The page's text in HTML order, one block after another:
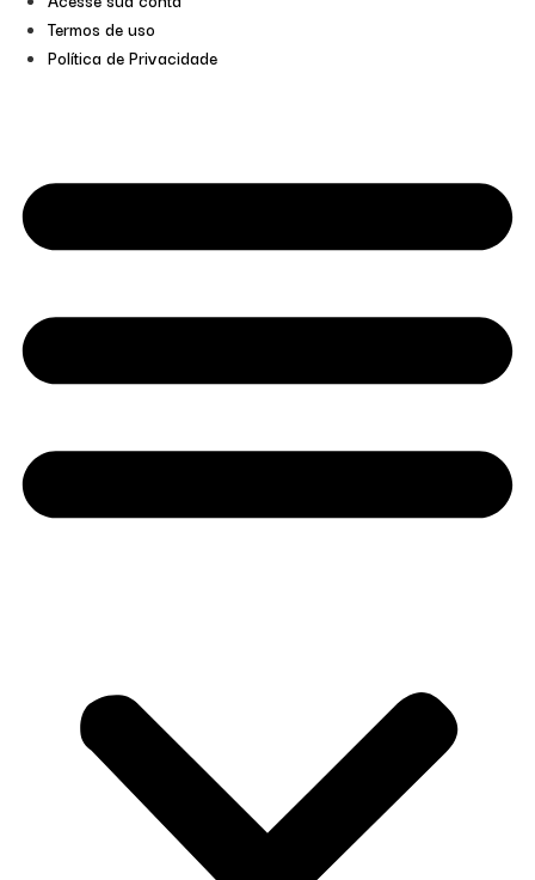
Termos de uso
Política de Privacidade